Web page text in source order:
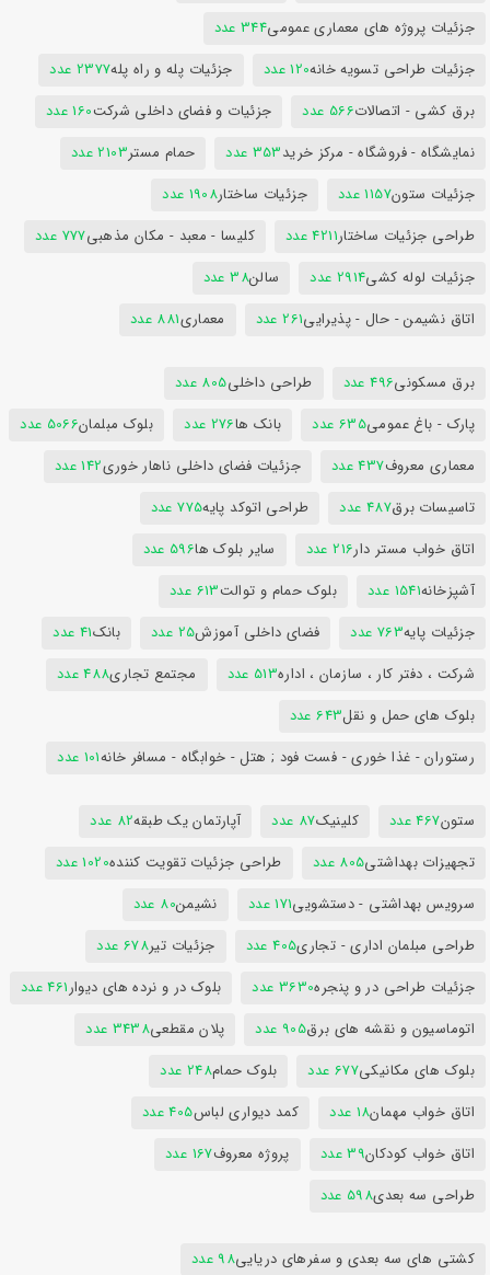
جزئیات پروژه های معماری عمومی344 عدد
جزئیات طراحی تسویه خانه120 عدد جزئیات پله و راه پله2377 عدد
برق کشی - اتصالات566 عدد جزئیات و فضای داخلی شرکت160 عدد
نمایشگاه - فروشگاه - مرکز خرید353 عدد حمام مستر2103 عدد
جزئیات ستون1157 عدد جزئیات ساختار1908 عدد
طراحی جزئیات ساختار4211 عدد کلیسا - معبد - مکان مذهبی777 عدد
جزئیات لوله کشی2914 عدد سالن38 عدد
اتاق نشیمن - حال - پذیرایی261 عدد معماری881 عدد
برق مسکونی496 عدد طراحی داخلی805 عدد
پارک - باغ عمومی635 عدد بانک ها276 عدد بلوک مبلمان5066 عدد
معماری معروف437 عدد جزئیات فضای داخلی ناهار خوری142 عدد
تاسیسات برق487 عدد طراحی اتوکد پایه775 عدد
اتاق خواب مستر دار216 عدد سایر بلوک ها596 عدد
آشپزخانه1541 عدد بلوک حمام و توالت613 عدد
جزئیات پایه763 عدد فضای داخلی آموزش25 عدد بانک41 عدد
شرکت ، دفتر کار ، سازمان ، اداره513 عدد مجتمع تجاری488 عدد
بلوک های حمل و نقل643 عدد
رستوران - غذا خوری - فست فود ; هتل - خوابگاه - مسافر خانه101 عدد
ستون467 عدد کلینیک87 عدد آپارتمان یک طبقه82 عدد
تجهیزات بهداشتی805 عدد طراحی جزئیات تقویت کننده1020 عدد
سرویس بهداشتی - دستشویی171 عدد نشیمن80 عدد
طراحی مبلمان اداری - تجاری405 عدد جزئیات تیر678 عدد
جزئیات طراحی در و پنجره3630 عدد بلوک در و نرده های دیوار461 عدد
اتوماسیون و نقشه های برق905 عدد پلان مقطعی3438 عدد
بلوک های مکانیکی677 عدد بلوک حمام248 عدد
اتاق خواب مهمان18 عدد کمد دیواری لباس405 عدد
اتاق خواب کودکان39 عدد پروژه معروف167 عدد
طراحی سه بعدی598 عدد
کشتی های سه بعدی و سفرهای دریایی98 عدد